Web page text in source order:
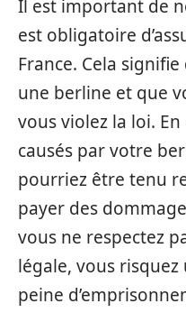
Il est important de
est obligatoire
France. Cela
une berline et que
vous violez la loi.
causés par votre
pourriez être tenu
payer des
vous ne respectez
légale, vous
peine